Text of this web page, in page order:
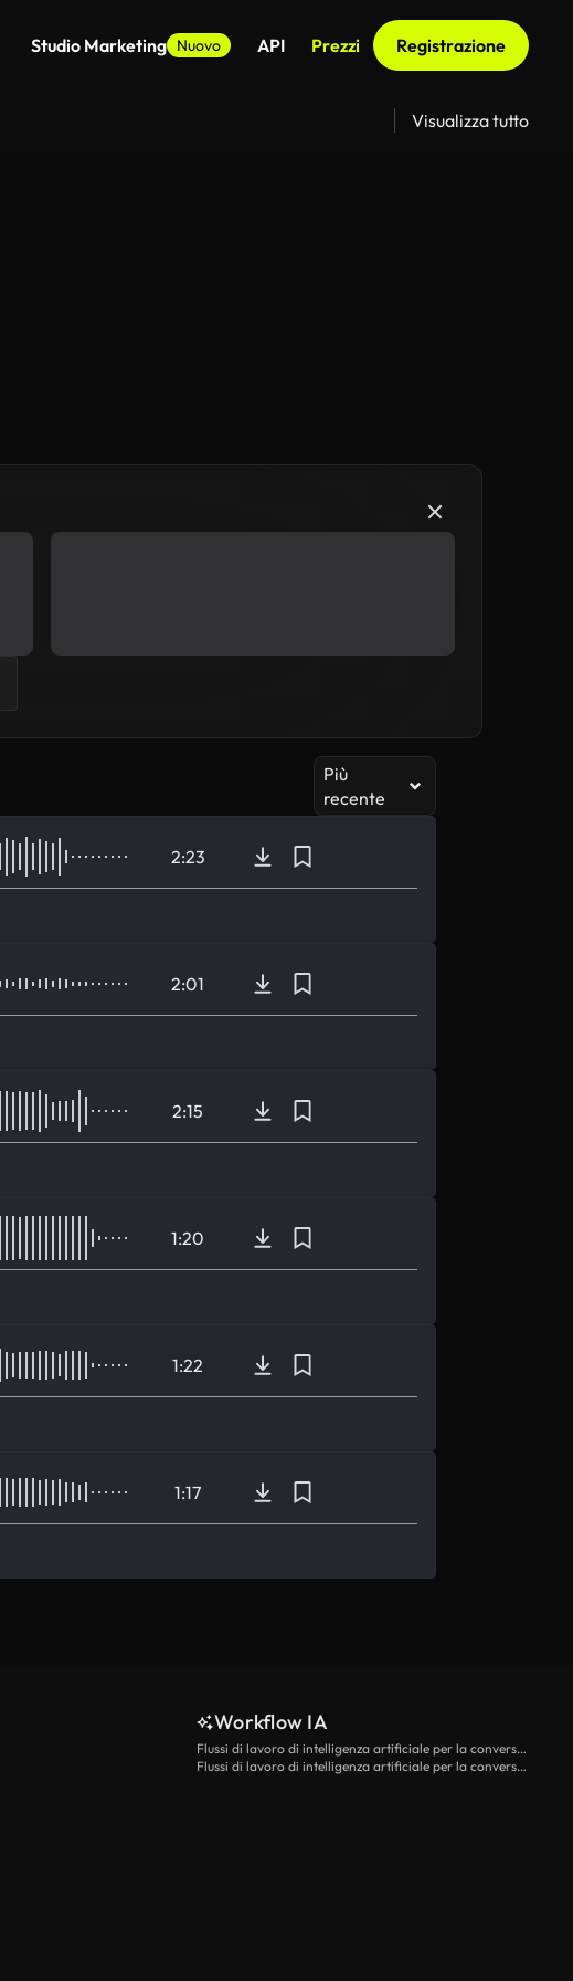
Studio Marketing Nuovo API Prezzi Registrazione
Visualizza tutto
Più
recente
2:23
2:01
2:15
1:20
1:22
1:17
Workflow IA
Flussi di lavoro di intelligenza artificiale per la conversione da testo a video
Flussi di lavoro di intelligenza artificiale per la conversione di immagini in video